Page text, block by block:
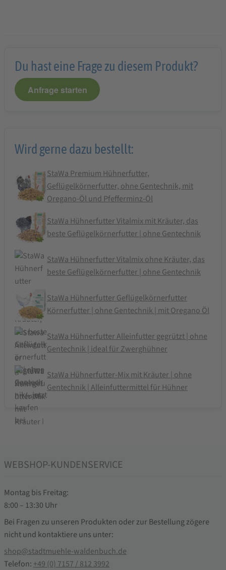
Du hast eine Frage zu diesem Produkt?
Anfrage starten
Wird gerne dazu bestellt:
StaWa Premium Hühnerfutter,
Geflügelkörnerfutter, ohne Gentechnik, mit
Oregano-Öl und Pfefferminz-Öl
StaWa Hühnerfutter Vitalmix mit Kräuter, das
beste Geflügelkörnerfutter | ohne Gentechnik
StaWa Hühnerfutter Vitalmix ohne Kräuter, das
beste Geflügelkörnerfutter | ohne Gentechnik
StaWa Hühnerfutter Geflügelkörnerfutter
Körnerfutter | ohne Gentechnik | mit Oregano Öl
StaWa Hühnerfutter Alleinfutter gegrützt | ohne
Gentechnik | ideal für Zwerghühner
StaWa Hühnerfutter-Mix mit Kräuter | ohne
Gentechnik | Alleinfuttermittel für Hühner
WEBSHOP-KUNDENSERVICE
Montag bis Freitag:
8:00 – 13:30 Uhr
Bei Fragen zu unseren Produkten oder zur Bestellung zögere
nicht und kontaktiere uns unter:
shop@stadtmuehle-waldenbuch.de
Telefon: +49 (0) 7157 / 812 3992